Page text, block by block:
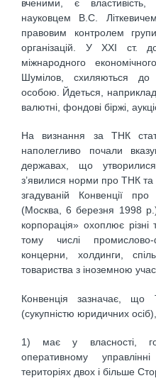
вченими, є властивість,
науковцем В.С.
правовим контролем
організацій. У XXI ст.
міжнародного
Шумілов, схиляються
особою. Йдеться,
валютні, фондові біржі,
На визнання за ТНК
наполегливо почали
державах, що
з’явилися норми про ТНК та
згадуваній Конвенції про
(Москва, 6 березня 1998
корпорація» охоплює різні
тому числі промислово-
концерни, холдинги,
товариства з іноземною
Конвенція зазначає,
(сукупністю юридичних
1) має у власності,
оперативному
територіях двох і більше